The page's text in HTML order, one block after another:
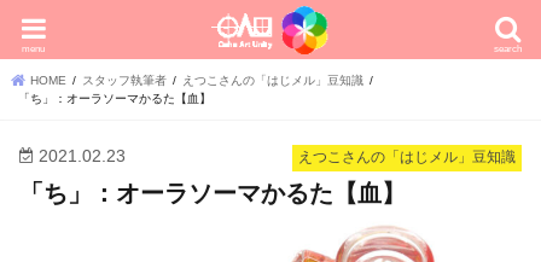
search
menu
HOME スタッフ執筆者
えつこさんの「はじメル」豆知識
「ち」：オーラソーマかるた【血】
えつこさんの「はじメル」豆知識
2021.02.23
「ち」：オーラソーマかるた【血】